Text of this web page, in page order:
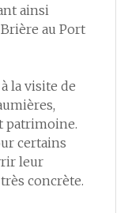
ainsi
au Port
la visite de
patrimoine.
certains
leur
concrète.